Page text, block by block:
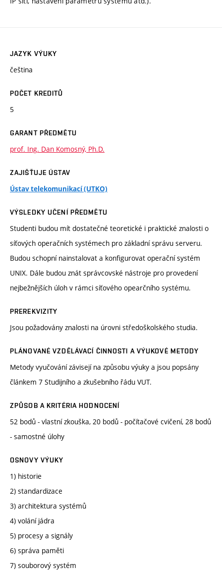
JAZYK VÝUKY
čeština
POČET KREDITŮ
5
GARANT PŘEDMĚTU
prof. Ing. Dan Komosný, Ph.D.
ZAJIŠŤUJE ÚSTAV
Ústav telekomunikací (UTKO)
VÝSLEDKY UČENÍ PŘEDMĚTU
Studenti budou mít dostatečné teoretické i praktické znalosti o
síťových operačních systémech pro základní správu serveru.
Budou schopní nainstalovat a konfigurovat operační systém
UNIX. Dále budou znát správcovské nástroje pro provedení
nejbežnějších úloh v rámci síťového opearčního systému.
PREREKVIZITY
Jsou požadovány znalosti na úrovni středoškolského studia.
PLÁNOVANÉ VZDĚLÁVACÍ ČINNOSTI A VÝUKOVÉ METODY
Metody vyučování závisejí na způsobu výuky a jsou popsány
článkem 7 Studijního a zkušebního řádu VUT.
ZPŮSOB A KRITÉRIA HODNOCENÍ
52 bodů - vlastní zkouška, 20 bodů - počítačové cvičení, 28 bodů
- samostné úlohy
OSNOVY VÝUKY
1) historie
2) standardizace
3) architektura systémů
4) volání jádra
5) procesy a signály
6) správa paměti
7) souborový systém